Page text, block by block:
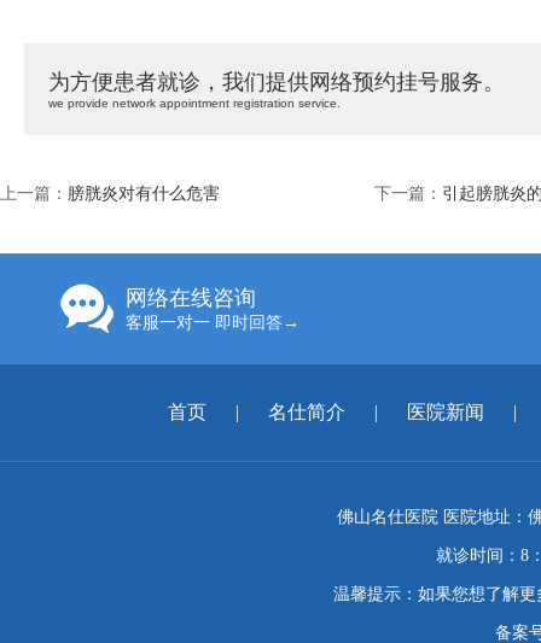
为方便患者就诊，我们提供网络预约挂号服务。
we provide network appointment registration service.
上一篇： 膀胱炎对有什么危害 下一篇： 引起膀胱炎
网络在线咨询
客服一对一 即时回答→
首页 | 名仕简介 | 医院新闻 |
佛山名仕医院 医院地址：
就诊时间：8
温馨提示：如果您想了解
备案